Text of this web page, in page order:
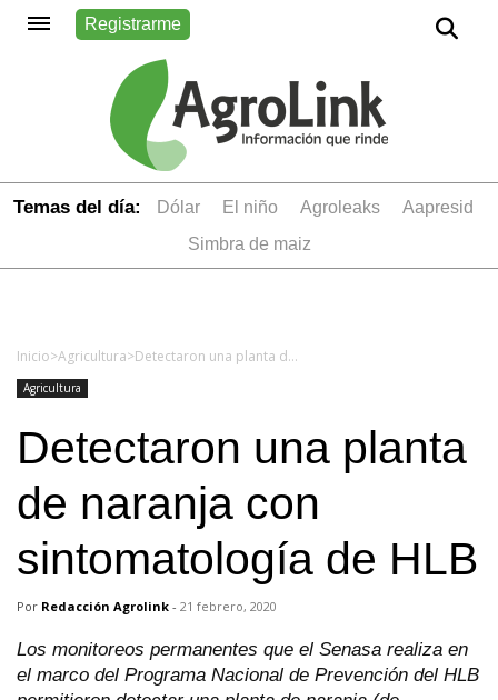
Registrarme
Temas del día: dólar el niño Agroleaks
aapresid
simbra de maiz
Inicio>Agricultura> Detectaron una planta de naranja con sintomatología de HLB
Agricultura
Detectaron una planta
de naranja con
sintomatología de HLB
Por Redacción Agrolink - 21 febrero, 2020
Los monitoreos permanentes que el Senasa realiza en
el marco del Programa Nacional de Prevención del HLB